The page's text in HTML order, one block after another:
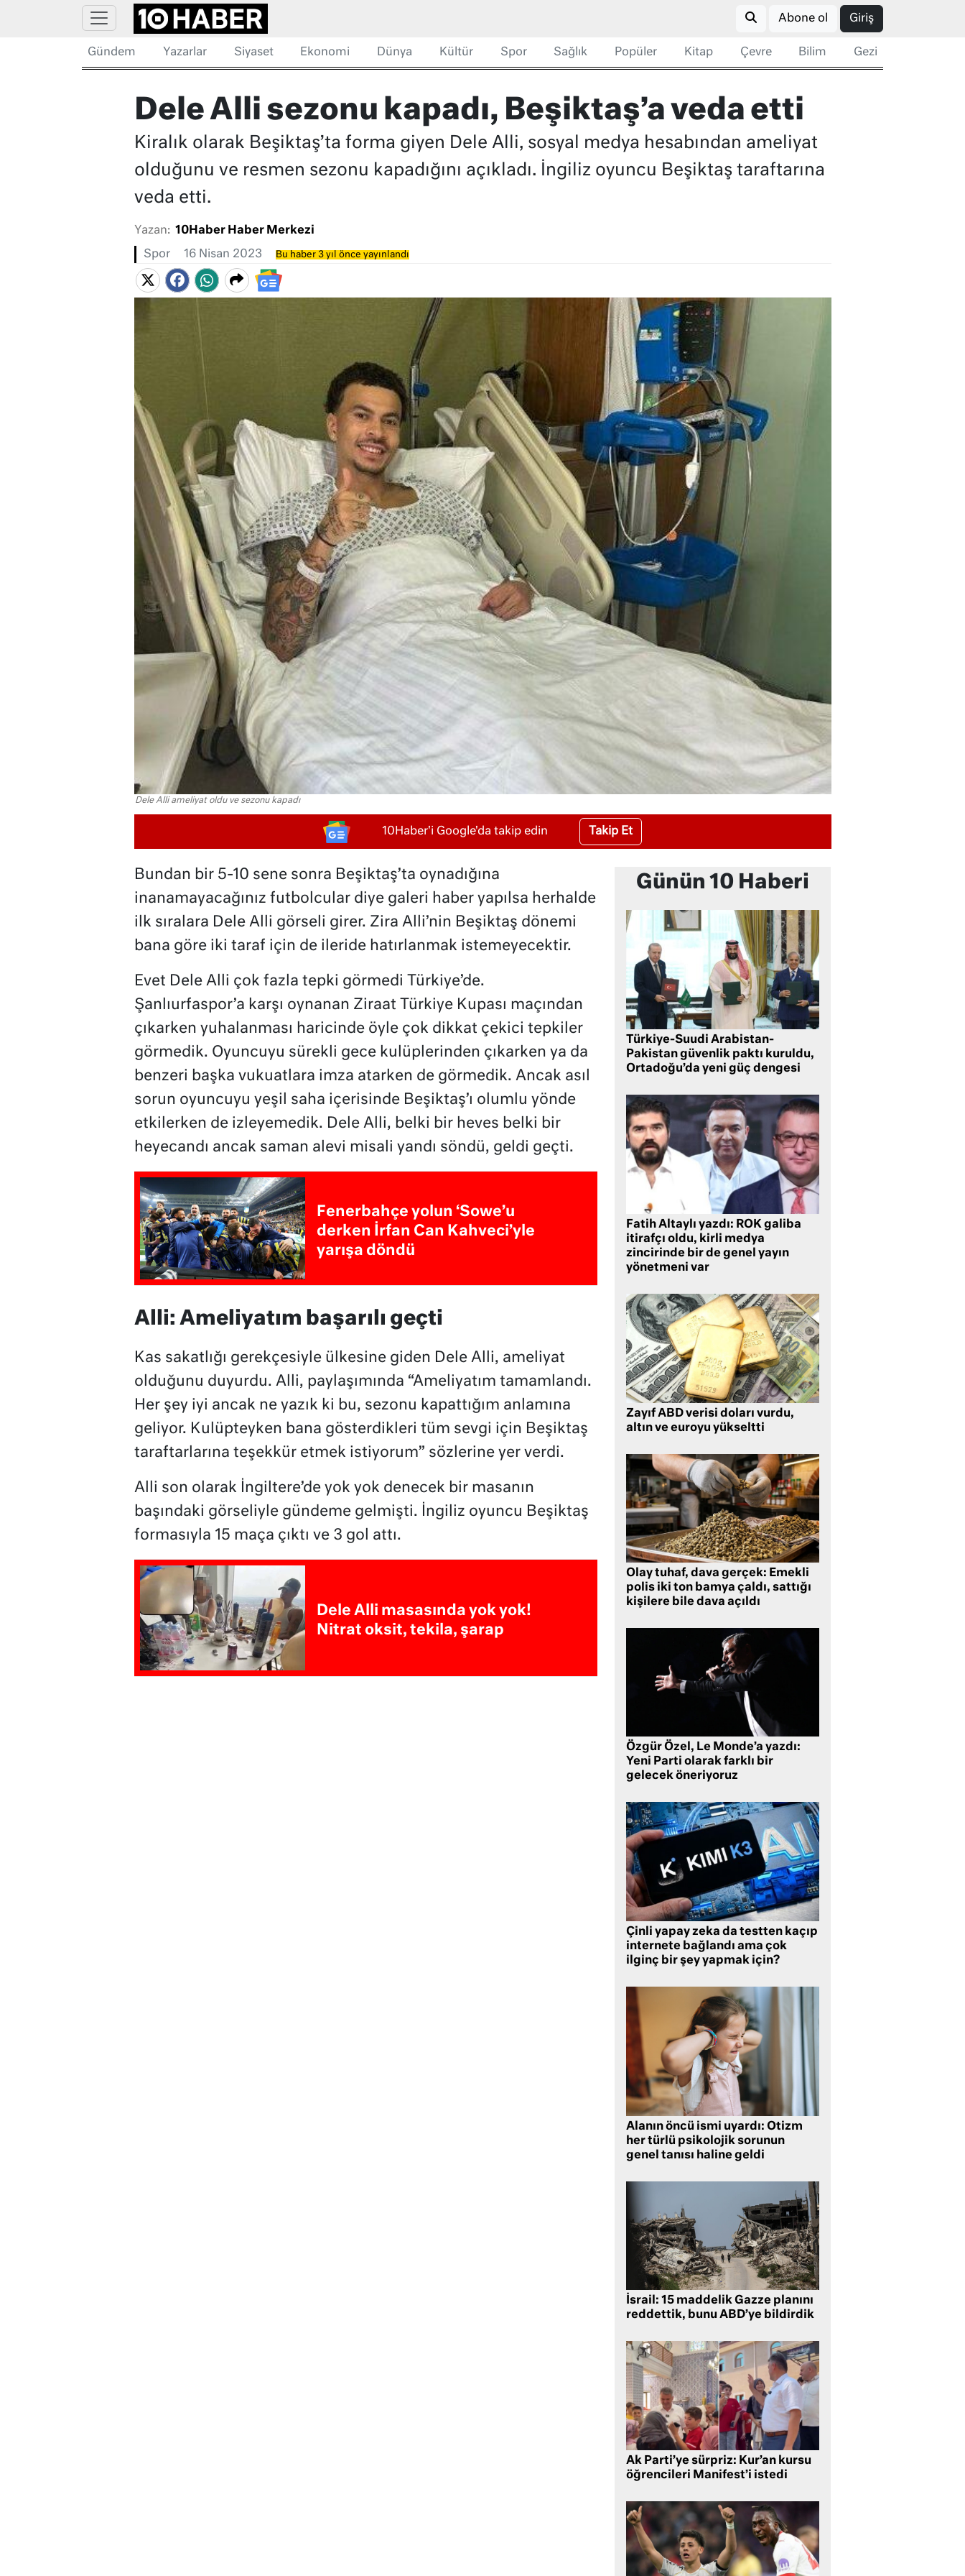
Abone ol Giriş
Gündem Yazarlar Siyaset Ekonomi Dünya Kültür Spor Sağlık Popüler Kitap Çevre Bilim Gezi
Dele Alli sezonu kapadı, Beşiktaş’a veda etti
Kiralık olarak Beşiktaş’ta forma giyen Dele Alli, sosyal medya hesabından ameliyat
olduğunu ve resmen sezonu kapadığını açıkladı. İngiliz oyuncu Beşiktaş taraftarına
veda etti.
Yazan: 10Haber Haber Merkezi
Spor 16 Nisan 2023 Bu haber 3 yıl önce yayınlandı
Dele Alli ameliyat oldu ve sezonu kapadı
10Haber'i Google'da takip edin Takip Et
Bundan bir 5-10 sene sonra Beşiktaş’ta oynadığına
inanamayacağınız futbolcular diye galeri haber yapılsa herhalde
ilk sıralara Dele Alli görseli girer. Zira Alli’nin Beşiktaş dönemi
bana göre iki taraf için de ileride hatırlanmak istemeyecektir.
Evet Dele Alli çok fazla tepki görmedi Türkiye’de.
Şanlıurfaspor’a karşı oynanan Ziraat Türkiye Kupası maçından
çıkarken yuhalanması haricinde öyle çok dikkat çekici tepkiler
görmedik. Oyuncuyu sürekli gece kulüplerinden çıkarken ya da
benzeri başka vukuatlara imza atarken de görmedik. Ancak asıl
sorun oyuncuyu yeşil saha içerisinde Beşiktaş’ı olumlu yönde
etkilerken de izleyemedik. Dele Alli, belki bir heves belki bir
heyecandı ancak saman alevi misali yandı söndü, geldi geçti.
Fenerbahçe yolun ‘Sowe’u
derken İrfan Can Kahveci’yle
yarışa döndü
Alli: Ameliyatım başarılı geçti
Kas sakatlığı gerekçesiyle ülkesine giden Dele Alli, ameliyat
olduğunu duyurdu. Alli, paylaşımında “Ameliyatım tamamlandı.
Her şey iyi ancak ne yazık ki bu, sezonu kapattığım anlamına
geliyor. Kulüpteyken bana gösterdikleri tüm sevgi için Beşiktaş
taraftarlarına teşekkür etmek istiyorum” sözlerine yer verdi.
Alli son olarak İngiltere’de yok yok denecek bir masanın
başındaki görseliyle gündeme gelmişti. İngiliz oyuncu Beşiktaş
formasıyla 15 maça çıktı ve 3 gol attı.
Dele Alli masasında yok yok!
Nitrat oksit, tekila, şarap
Günün 10 Haberi
Türkiye-Suudi Arabistan-
Pakistan güvenlik paktı kuruldu,
Ortadoğu’da yeni güç dengesi
Fatih Altaylı yazdı: ROK galiba
itirafçı oldu, kirli medya
zincirinde bir de genel yayın
yönetmeni var
Zayıf ABD verisi doları vurdu,
altın ve euroyu yükseltti
Olay tuhaf, dava gerçek: Emekli
polis iki ton bamya çaldı, sattığı
kişilere bile dava açıldı
Özgür Özel, Le Monde’a yazdı:
Yeni Parti olarak farklı bir
gelecek öneriyoruz
Çinli yapay zeka da testten kaçıp
internete bağlandı ama çok
ilginç bir şey yapmak için?
Alanın öncü ismi uyardı: Otizm
her türlü psikolojik sorunun
genel tanısı haline geldi
İsrail: 15 maddelik Gazze planını
reddettik, bunu ABD’ye bildirdik
Ak Parti’ye sürpriz: Kur’an kursu
öğrencileri Manifest’i istedi